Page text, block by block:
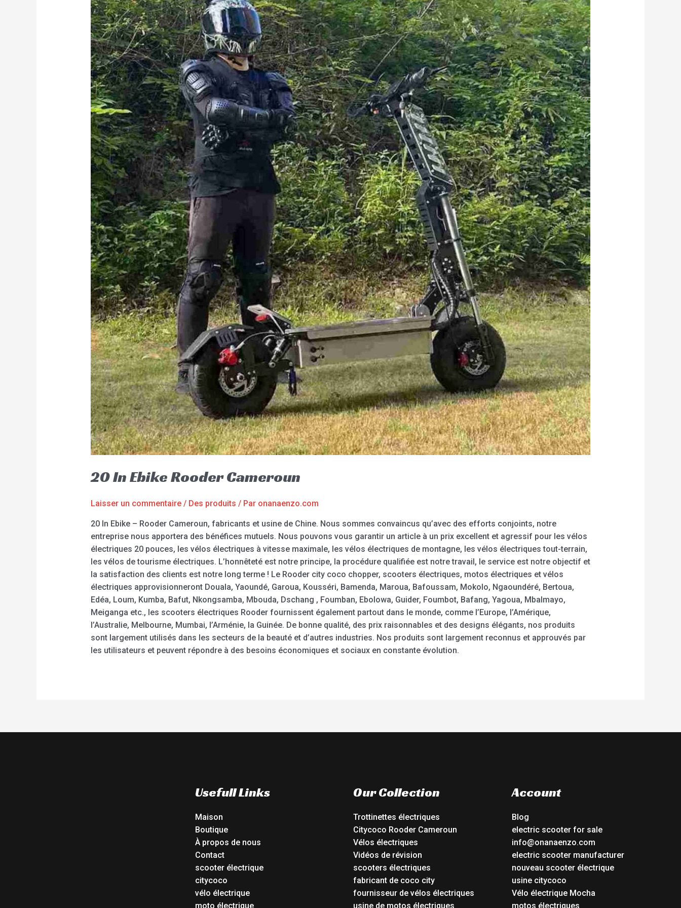
20 In Ebike Rooder Cameroun
Laisser un commentaire / Des produits / Par onanaenzo.com
20 In Ebike – Rooder Cameroun, fabricants et usine de Chine. Nous sommes convaincus qu’avec des efforts conjoints, notre
entreprise nous apportera des bénéfices mutuels. Nous pouvons vous garantir un article à un prix excellent et agressif pour les vélos
électriques 20 pouces, les vélos électriques à vitesse maximale, les vélos électriques de montagne, les vélos électriques tout-terrain,
les vélos de tourisme électriques. L’honnêteté est notre principe, la procédure qualifiée est notre travail, le service est notre objectif et
la satisfaction des clients est notre long terme ! Le Rooder city coco chopper, scooters électriques, motos électriques et vélos
électriques approvisionneront Douala, Yaoundé, Garoua, Kousséri, Bamenda, Maroua, Bafoussam, Mokolo, Ngaoundéré, Bertoua,
Edéa, Loum, Kumba, Bafut, Nkongsamba, Mbouda, Dschang , Foumban, Ebolowa, Guider, Foumbot, Bafang, Yagoua, Mbalmayo,
Meiganga etc., les scooters électriques Rooder fournissent également partout dans le monde, comme l’Europe, l’Amérique,
l’Australie, Melbourne, Mumbai, l’Arménie, la Guinée. De bonne qualité, des prix raisonnables et des designs élégants, nos produits
sont largement utilisés dans les secteurs de la beauté et d’autres industries. Nos produits sont largement reconnus et approuvés par
les utilisateurs et peuvent répondre à des besoins économiques et sociaux en constante évolution.
Usefull Links
Maison
Boutique
À propos de nous
Contact
scooter électrique
citycoco
vélo électrique
moto électrique
Our Collection
Trottinettes électriques
Citycoco Rooder Cameroun
Vélos électriques
Vidéos de révision
scooters électriques
fabricant de coco city
fournisseur de vélos électriques
usine de motos électriques
Account
Blog
electric scooter for sale
info@onanaenzo.com
electric scooter manufacturer
nouveau scooter électrique
usine citycoco
Vélo électrique Mocha
motos électriques